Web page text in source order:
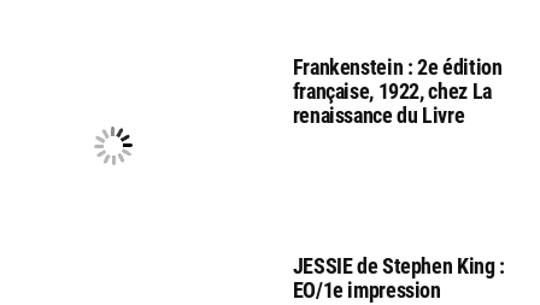
Frankenstein : 2e édition
française, 1922, chez La
renaissance du Livre
JESSIE de Stephen King :
EO/1e impression